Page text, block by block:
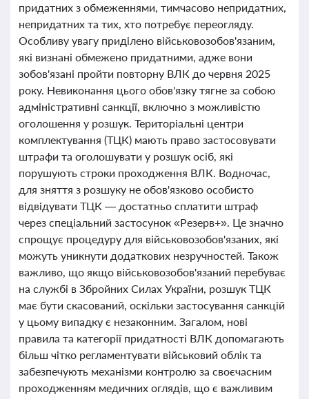
придатних з обмеженнями, тимчасово непридатних,
непридатних та тих, хто потребує переогляду.
Особливу увагу приділено військовозобов'язаним,
які визнані обмежено придатними, адже вони
зобов'язані пройти повторну ВЛК до червня 2025
року. Невиконання цього обов'язку тягне за собою
адміністративні санкції, включно з можливістю
оголошення у розшук. Територіальні центри
комплектування (ТЦК) мають право застосовувати
штрафи та оголошувати у розшук осіб, які
порушують строки проходження ВЛК. Водночас,
для зняття з розшуку не обов'язково особисто
відвідувати ТЦК — достатньо сплатити штраф
через спеціальний застосунок «Резерв+». Це значно
спрощує процедуру для військовозобов'язаних, які
можуть уникнути додаткових незручностей. Також
важливо, що якщо військовозобов'язаний перебуває
на службі в Збройних Силах України, розшук ТЦК
має бути скасований, оскільки застосування санкцій
у цьому випадку є незаконним. Загалом, нові
правила та категорії придатності ВЛК допомагають
більш чітко регламентувати військовий облік та
забезпечують механізми контролю за своєчасним
проходженням медичних оглядів, що є важливим